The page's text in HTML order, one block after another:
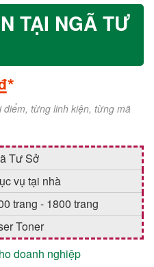
TẠI NGÃ TƯ
từng linh kiện, từng mã
Tư Sở
vụ tại nhà
trang - 1800 trang
Toner
doanh nghiệp